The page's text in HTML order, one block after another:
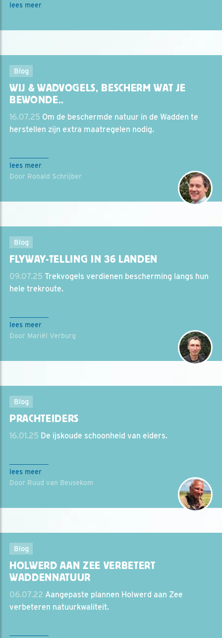
lees meer
Blog
WIJ & WADVOGELS, BESCHERM WAT JE
BEWONDE..
16.07.25 Om de beschermde natuur in de Wadden te
herstellen zijn extra maatregelen nodig.
lees meer
Door Ronald Schrijber
Blog
FLYWAY-TELLING IN 36 LANDEN
09.07.25 Trekvogels verdienen bescherming langs hun
hele trekroute.
lees meer
Door Mariël Verburg
Blog
PRACHTEIDERS
16.01.25 De ijskoude schoonheid van eiders.
lees meer
Door Ruud van Beusekom
Blog
HOLWERD AAN ZEE VERBETERT
WADDENNATUUR
06.07.22 Aangepaste plannen Holwerd aan Zee
verbeteren natuurkwaliteit.